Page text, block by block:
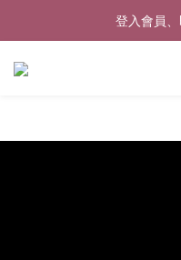
🎉新北淡水實
登入會員
🎉新北淡水實